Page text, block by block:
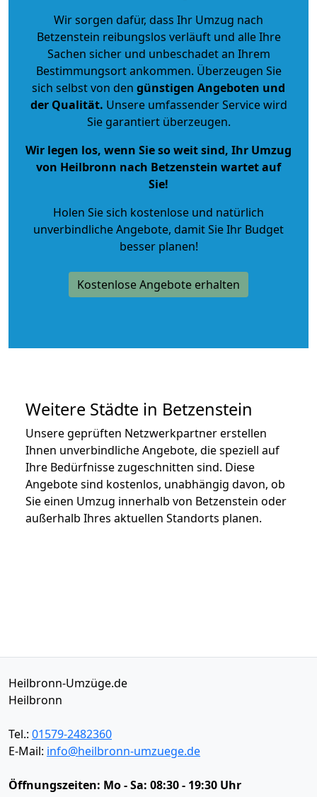
Wir sorgen dafür, dass Ihr Umzug nach
Betzenstein reibungslos verläuft und alle Ihre
Sachen sicher und unbeschadet an Ihrem
Bestimmungsort ankommen. Überzeugen Sie
sich selbst von den günstigen Angeboten und
der Qualität. Unsere umfassender Service wird
Sie garantiert überzeugen.
Wir legen los, wenn Sie so weit sind, Ihr Umzug
von Heilbronn nach Betzenstein wartet auf
Sie!
Holen Sie sich kostenlose und natürlich
unverbindliche Angebote, damit Sie Ihr Budget
besser planen!
Kostenlose Angebote erhalten
Weitere Städte in Betzenstein
Unsere geprüften Netzwerkpartner erstellen
Ihnen unverbindliche Angebote, die speziell auf
Ihre Bedürfnisse zugeschnitten sind. Diese
Angebote sind kostenlos, unabhängig davon, ob
Sie einen Umzug innerhalb von Betzenstein oder
außerhalb Ihres aktuellen Standorts planen.
Heilbronn-Umzüge.de
Heilbronn
Tel.: 01579-2482360
E-Mail: info@heilbronn-umzuege.de
Öffnungszeiten: Mo - Sa: 08:30 - 19:30 Uhr